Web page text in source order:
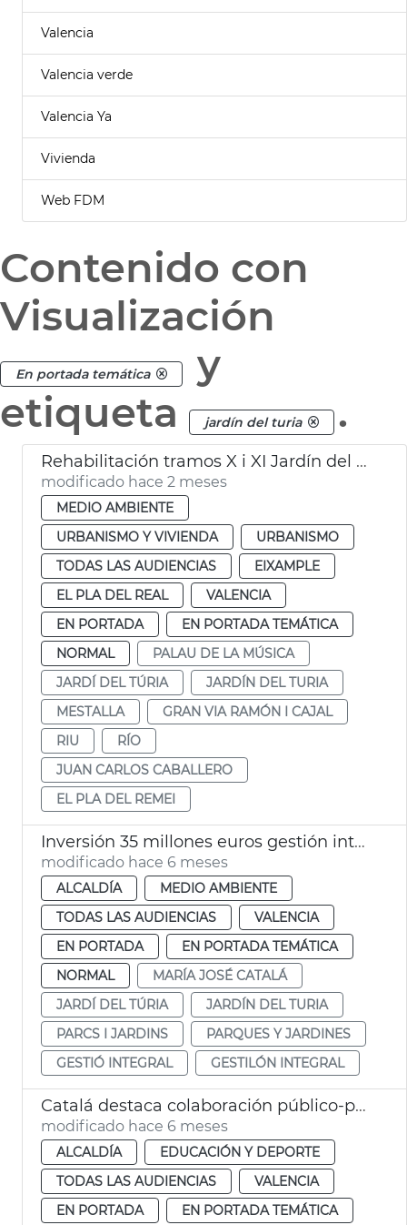
Valencia
Valencia verde
Valencia Ya
Vivienda
Web FDM
Contenido con
Visualización
En portada temática
y
etiqueta
jardín del turia .
Rehabilitación tramos X i XI Jardín del Turia València
modificado hace 2 meses
MEDIO AMBIENTE
URBANISMO Y VIVIENDA
URBANISMO
TODAS LAS AUDIENCIAS
EIXAMPLE
EL PLA DEL REAL
VALENCIA
EN PORTADA
EN PORTADA TEMÁTICA
NORMAL
PALAU DE LA MÚSICA
JARDÍ DEL TÚRIA
JARDÍN DEL TURIA
MESTALLA
GRAN VIA RAMÓN I CAJAL
RIU
RÍO
JUAN CARLOS CABALLERO
EL PLA DEL REMEI
Inversión 35 millones euros gestión integral Jardí del Túria
modificado hace 6 meses
ALCALDÍA
MEDIO AMBIENTE
TODAS LAS AUDIENCIAS
VALENCIA
EN PORTADA
EN PORTADA TEMÁTICA
NORMAL
MARÍA JOSÉ CATALÁ
JARDÍ DEL TÚRIA
JARDÍN DEL TURIA
PARCS I JARDINS
PARQUES Y JARDINES
GESTIÓ INTEGRAL
GESTILÓN INTEGRAL
Catalá destaca colaboración público-privada ampliación circuito running
modificado hace 6 meses
ALCALDÍA
EDUCACIÓN Y DEPORTE
TODAS LAS AUDIENCIAS
VALENCIA
EN PORTADA
EN PORTADA TEMÁTICA